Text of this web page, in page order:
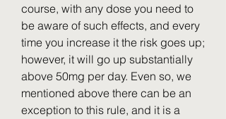
course, with any dose you need to
be aware of such effects, and every
time you increase it the risk goes up;
however, it will go up substantially
above 50mg per day. Even so, we
mentioned above there can be an
exception to this rule, and it is a